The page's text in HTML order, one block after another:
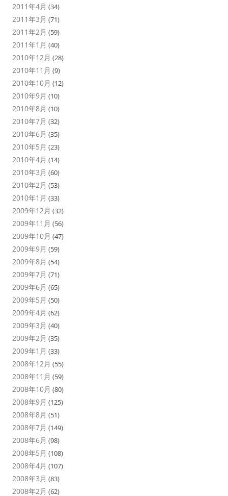
2011年4月 (34)
2011年3月 (71)
2011年2月 (59)
2011年1月 (40)
2010年12月 (28)
2010年11月 (9)
2010年10月 (12)
2010年9月 (10)
2010年8月 (10)
2010年7月 (32)
2010年6月 (35)
2010年5月 (23)
2010年4月 (14)
2010年3月 (60)
2010年2月 (53)
2010年1月 (33)
2009年12月 (32)
2009年11月 (56)
2009年10月 (47)
2009年9月 (59)
2009年8月 (54)
2009年7月 (71)
2009年6月 (65)
2009年5月 (50)
2009年4月 (62)
2009年3月 (40)
2009年2月 (35)
2009年1月 (33)
2008年12月 (55)
2008年11月 (59)
2008年10月 (80)
2008年9月 (125)
2008年8月 (51)
2008年7月 (149)
2008年6月 (98)
2008年5月 (108)
2008年4月 (107)
2008年3月 (83)
2008年2月 (62)